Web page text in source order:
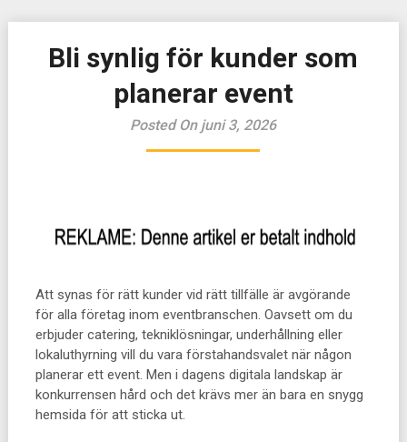
Bli synlig för kunder som
planerar event
Posted On juni 3, 2026
Att synas för rätt kunder vid rätt tillfälle är avgörande
för alla företag inom eventbranschen. Oavsett om du
erbjuder catering, tekniklösningar, underhållning eller
lokaluthyrning vill du vara förstahandsvalet när någon
planerar ett event. Men i dagens digitala landskap är
konkurrensen hård och det krävs mer än bara en snygg
hemsida för att sticka ut.